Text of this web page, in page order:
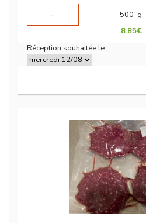
-
500 g
8.85€
Réception souhaitée le